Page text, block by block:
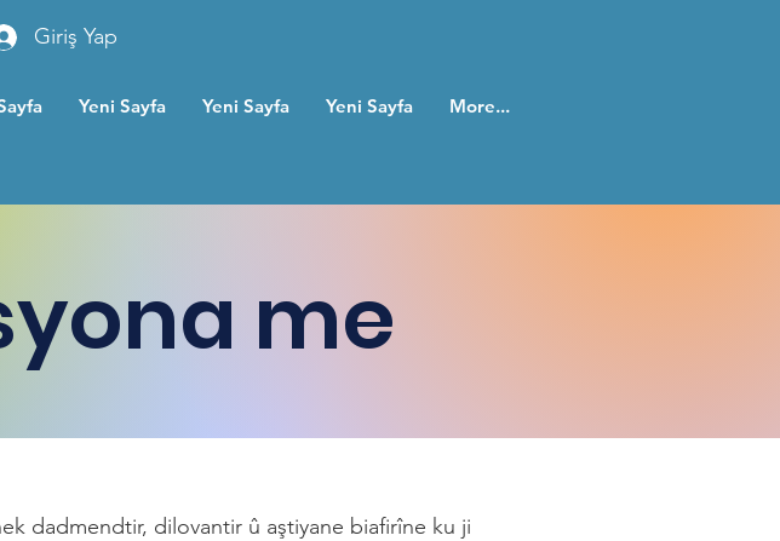
Giriş Yap
Yeni Sayfa Yeni Sayfa Yeni Sayfa More...
me
dadmendtir, dilovantir û aştiyane biafirîne ku ji